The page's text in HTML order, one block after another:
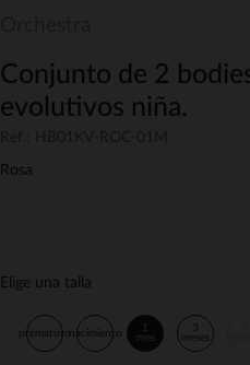
Conjunto de 2
evolutivos niña.
Rosa
Elige una talla
prematuronacimiento
1
mes
3
meses